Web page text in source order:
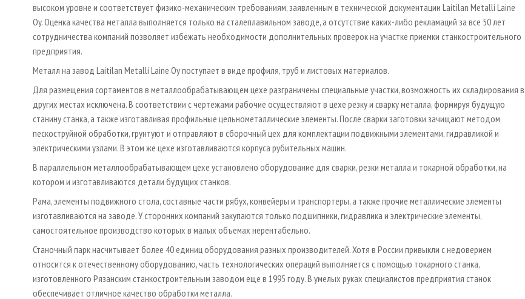
высоком уровне и соответствует физико-механическим требованиям, заявленным в технической документации Laitilan Metalli Laine
Oy. Оценка качества металла выполняется только на сталеплавильном заводе, а отсутствие каких-либо рекламаций за все 50 лет
сотрудничества компаний позволяет избежать необходимости дополнительных проверок на участке приемки станкостроительного
предприятия.
Металл на завод Laitilan Metalli Laine Oy поступает в виде профиля, труб и листовых материалов.
Для размещения сортаментов в металлообрабатывающем цехе разграничены специальные участки, возможность их складирования в
других местах исключена. В соответствии с чертежами рабочие осуществляют в цехе резку и сварку металла, формируя будущую
станину станка, а также изготавливая профильные цельнометаллические элементы. После сварки заготовки зачищают методом
пескоструйной обработки, грунтуют и отправляют в сборочный цех для комплектации подвижными элементами, гидравликой и
электрическими узлами. В этом же цехе изготавливаются корпуса рубительных машин.
В параллельном металлообрабатывающем цехе установлено оборудование для сварки, резки металла и токарной обработки, на
котором и изготавливаются детали будущих станков.
Рама, элементы подвижного стола, составные части рябух, конвейеры и транспортеры, а также прочие металлические элементы
изготавливаются на заводе. У сторонних компаний закупаются только подшипники, гидравлика и электрические элементы,
самостоятельное производство которых в малых объемах нерентабельно.
Станочный парк насчитывает более 40 единиц оборудования разных производителей. Хотя в России привыкли с недоверием
относится к отечественному оборудованию, часть технологических операций выполняется с помощью токарного станка,
изготовленного Рязанским станкостроительным заводом еще в 1995 году. В умелых руках специалистов предприятия станок
обеспечивает отличное качество обработки металла.